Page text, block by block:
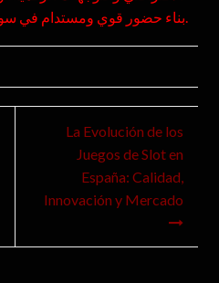
La Evolución de los
Juegos de Slot en
España: Calidad,
Innovación y Mercado